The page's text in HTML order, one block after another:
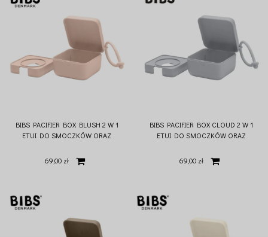
BIBS PACIFIER BOX BLUSH 2 W 1
ETUI DO SMOCZKÓW ORAZ
SMOCZKÓW
69,00 zł
BIBS PACIFIER BOX CLOUD 2 W 1
ETUI DO SMOCZKÓW ORAZ
SMOCZKÓW
69,00 zł